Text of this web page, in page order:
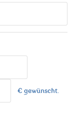
€ gewünscht.